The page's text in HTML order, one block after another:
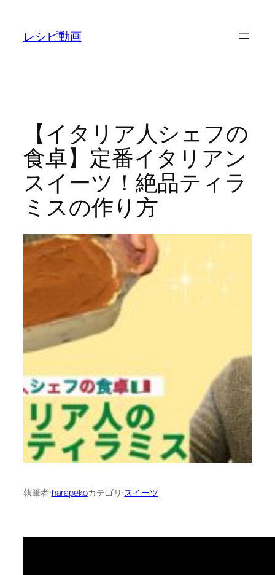
レシピ動画
【イタリア人シェフの
食卓】定番イタリアン
スイーツ！絶品ティラ
ミスの作り方
執筆者:harapekoカテゴリ:スイーツ